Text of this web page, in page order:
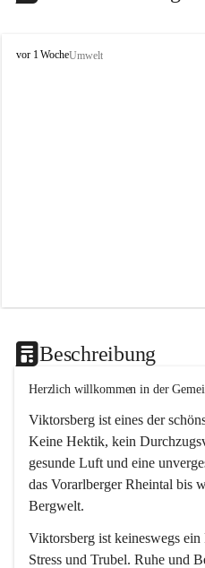
V
vor 1 WocheUmwelt
Beschreibung
Herzlich willkommen in der
Viktorsberg ist eines der
Keine Hektik, kein
gesunde Luft und eine
das Vorarlberger Rheintal bis
Bergwelt.
Viktorsberg ist keineswegs
Stress und Trubel. Ruhe und